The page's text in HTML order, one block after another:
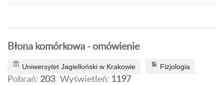
Błona komórkowa - omówienie
Uniwersytet Jagielloński w Krakowie Fizjologia
Pobrań: 203 Wyświetleń: 1197